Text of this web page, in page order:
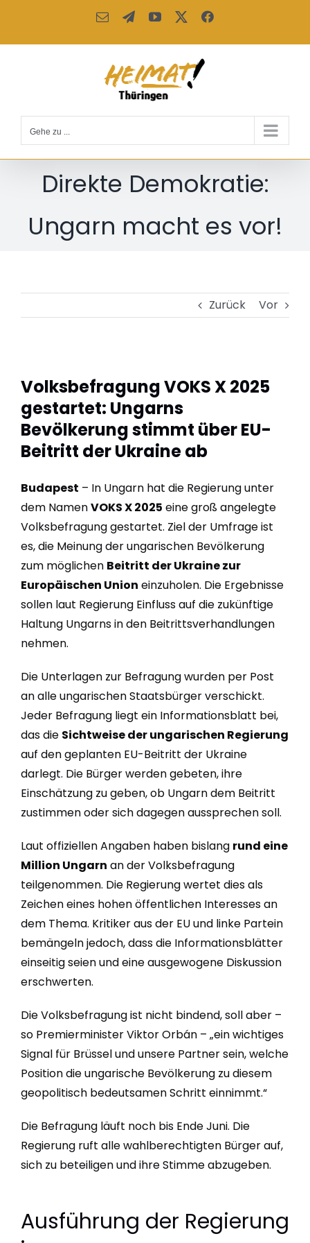
springen
E-
TelegramYouTube Facebook
Gehe zu ...
Direkte Demokratie:
Ungarn macht es vor!
Zurück Vor
Volksbefragung VOKS X 2025
gestartet: Ungarns
Bevölkerung stimmt über EU-
Beitritt der Ukraine ab
Budapest – In Ungarn hat die Regierung unter
dem NamenVOKS X 2025 eine groß angelegte
Volksbefragung gestartet. Ziel der Umfrage ist
es, die Meinung der ungarischen Bevölkerung
zum möglichen Beitritt der Ukraine zur
Europäischen Union einzuholen. Die Ergebnisse
sollen laut Regierung Einfluss auf die zukünftige
Haltung Ungarns in den Beitrittsverhandlungen
nehmen.
Die Unterlagen zur Befragung wurden per Post
an alle ungarischen Staatsbürger verschickt.
Jeder Befragung liegt ein Informationsblatt bei,
das die Sichtweise der ungarischen Regierung
auf den geplanten EU-Beitritt der Ukraine
darlegt. Die Bürger werden gebeten, ihre
Einschätzung zu geben, ob Ungarn dem Beitritt
zustimmen oder sich dagegen aussprechen soll.
Laut offiziellen Angaben haben bislang rund eine
Million Ungarn an der Volksbefragung
teilgenommen. Die Regierung wertet dies als
Zeichen eines hohen öffentlichen Interesses an
dem Thema. Kritiker aus der EU und linke Partein
bemängeln jedoch, dass die Informationsblätter
einseitig seien und eine ausgewogene Diskussion
erschwerten.
Die Volksbefragung ist nicht bindend, soll aber –
so Premierminister Viktor Orbán – „ein wichtiges
Signal für Brüssel und unsere Partner sein, welche
Position die ungarische Bevölkerung zu diesem
geopolitisch bedeutsamen Schritt einnimmt.“
Die Befragung läuft noch bis Ende Juni. Die
Regierung ruft alle wahlberechtigten Bürger auf,
sich zu beteiligen und ihre Stimme abzugeben.
Ausführung der Regierung